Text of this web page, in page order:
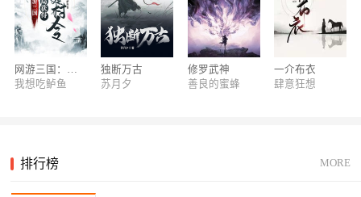
【专属粉丝群】招募中！点击回复0进群>>
【重磅】梦想积分全新上线！为爱发电，筑梦起航>>
我想吃鲈鱼
独断万古
苏月夕
修罗武神
善良的蜜蜂
一介布衣
肆意狂想
排行榜 MORE